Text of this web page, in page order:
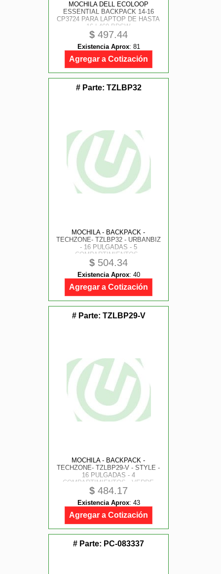
MOCHILA DELL ECOLOOP
ESSENTIAL BACKPACK 14-16
CP3724 PARA LAPTOP DE HASTA
16 | 460-BDSW
$ 497.44
Existencia Aprox: 81
Agregar a Cotización
# Parte: TZLBP32
MOCHILA - BACKPACK -
TECHZONE- TZLBP32 - URBANBIZ
- 16 PULGADAS - 5
COMPARTIMIENTOS -
EXPANDIBLE - NEGRA
$ 504.34
Existencia Aprox: 40
Agregar a Cotización
# Parte: TZLBP29-V
MOCHILA - BACKPACK -
TECHZONE- TZLBP29-V - STYLE -
16 PULGADAS - 4
COMPARTIMIENTOS - VERDE
$ 484.17
Existencia Aprox: 43
Agregar a Cotización
# Parte: PC-083337